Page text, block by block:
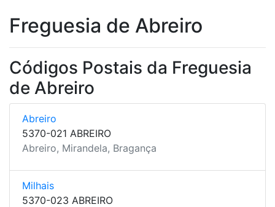
Freguesia de Abreiro
Códigos Postais da Freguesia
de Abreiro
Abreiro
5370-021 ABREIRO
Abreiro, Mirandela, Bragança
Milhais
5370-023 ABREIRO